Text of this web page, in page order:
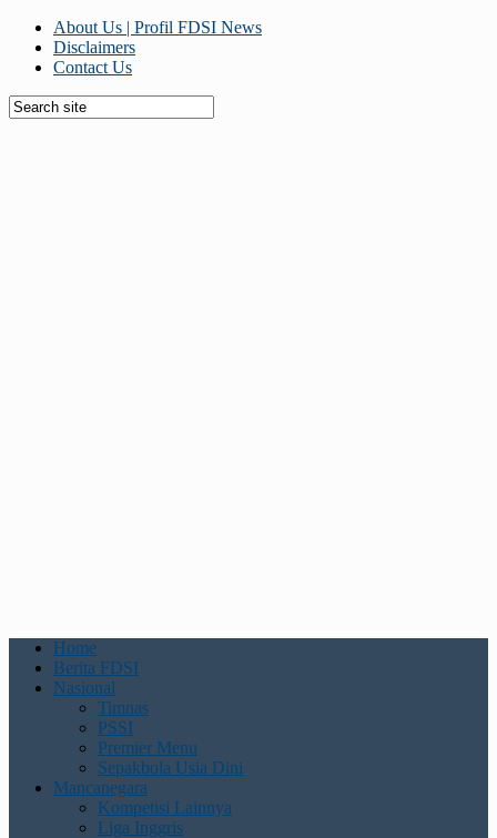
About Us | Profil FDSI News
Disclaimers
Contact Us
Home
Berita FDSI
Nasional
Timnas
PSSI
Premier Menu
Sepakbola Usia Dini
Mancanegara
Kompetisi Lainnya
Liga Inggris